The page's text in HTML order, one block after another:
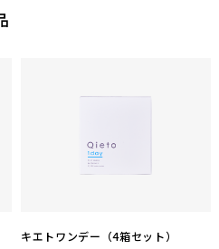
キエトワンデー（4箱セット）